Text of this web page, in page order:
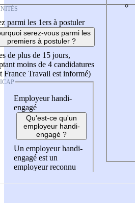
parmi les 1ers à postuler
serez-vous parmi les
premiers à postuler ?
de plus de 15 jours,
moins de 4 candidatures
France Travail est informé)
Employeur handi-
engagé
Qu'est-ce qu'un
employeur handi-
engagé ?
Un employeur handi-
engagé est un
employeur reconnu